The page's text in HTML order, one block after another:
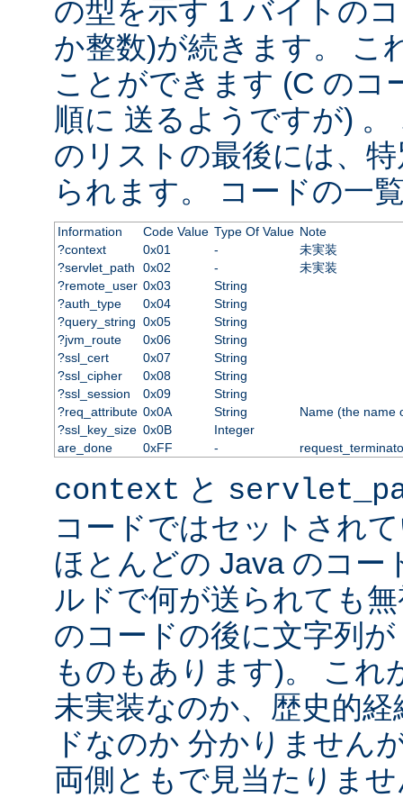
の型を示す 1 バイトの
か整数)が続きます。 こ
ことができます (C のコ
順に 送るようですが)
のリストの最後には、
られます。 コードの一
Information Code Value Type Of Value Note
?context
0x01 -
未実装
?servlet_path
0x02 -
未実装
?remote_user 0x03
String
?auth_type
0x04
String
?query_string 0x05
String
?jvm_route
0x06
String
?ssl_cert
0x07
String
?ssl_cipher
0x08
String
?ssl_session
0x09
String
?req_attribute 0x0A String
Name (the name
?ssl_key_size 0x0B
Integer
are_done
0xFF -
context と
コードではセットされ
ほとんどの Java のコー
ルドで何が送られても
のコードの後に文字列
ものもあります)。 これ
未実装なのか、歴史的
ドなのか 分かりません
両側ともで見当たりま